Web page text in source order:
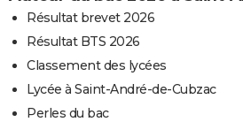
Résultat brevet 2026
Résultat BTS 2026
Classement des lycées
Lycée à Saint-André-de-Cubzac
Perles du bac